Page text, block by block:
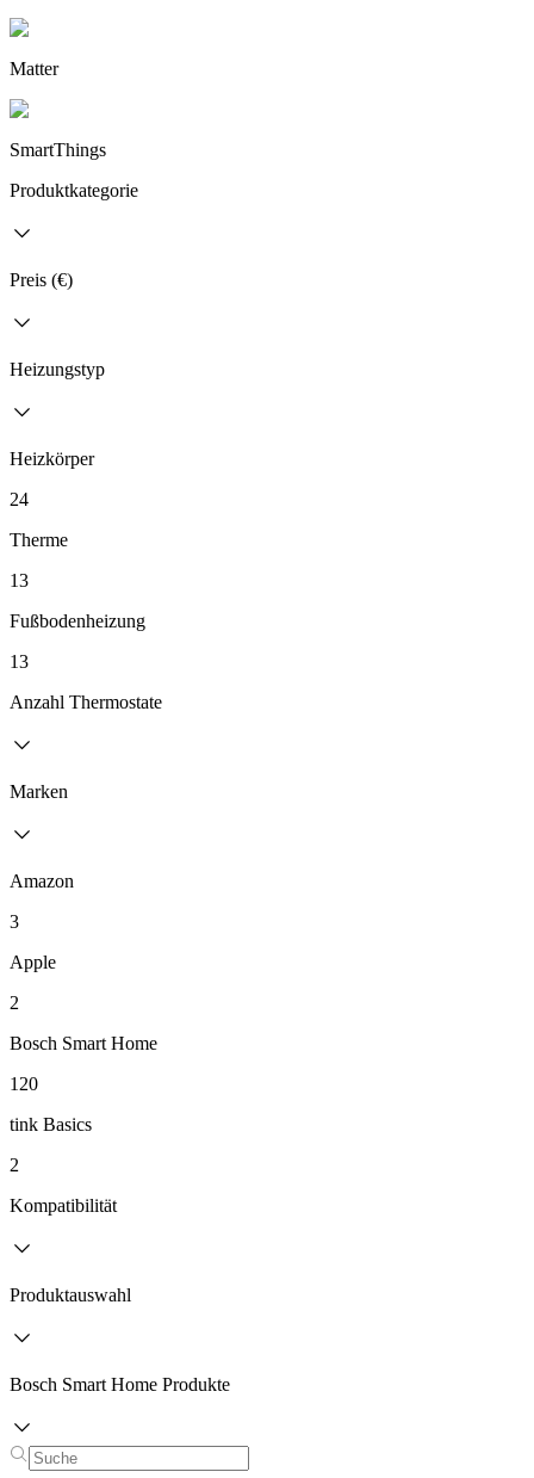
Matter
SmartThings
Produktkategorie
Preis (€)
Heizungstyp
Heizkörper
24
Therme
13
Fußbodenheizung
13
Anzahl Thermostate
Marken
Amazon
3
Apple
2
Bosch Smart Home
120
tink Basics
2
Kompatibilität
Produktauswahl
Bosch Smart Home Produkte